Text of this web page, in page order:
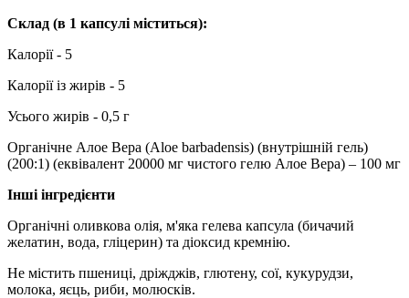
Склад (в 1 капсулі міститься):
Калорії - 5
Калорії із жирів - 5
Усього жирів - 0,5 г
Органічне Алое Вера (Aloe barbadensis) (внутрішній гель)
(200:1) (еквівалент 20000 мг чистого гелю Алое Вера) – 100 мг
Інші інгредієнти
Органічні оливкова олія, м'яка гелева капсула (бичачий
желатин, вода, гліцерин) та діоксид кремнію.
Не містить пшениці, дріжджів, глютену, сої, кукурудзи,
молока, яєць, риби, молюсків.